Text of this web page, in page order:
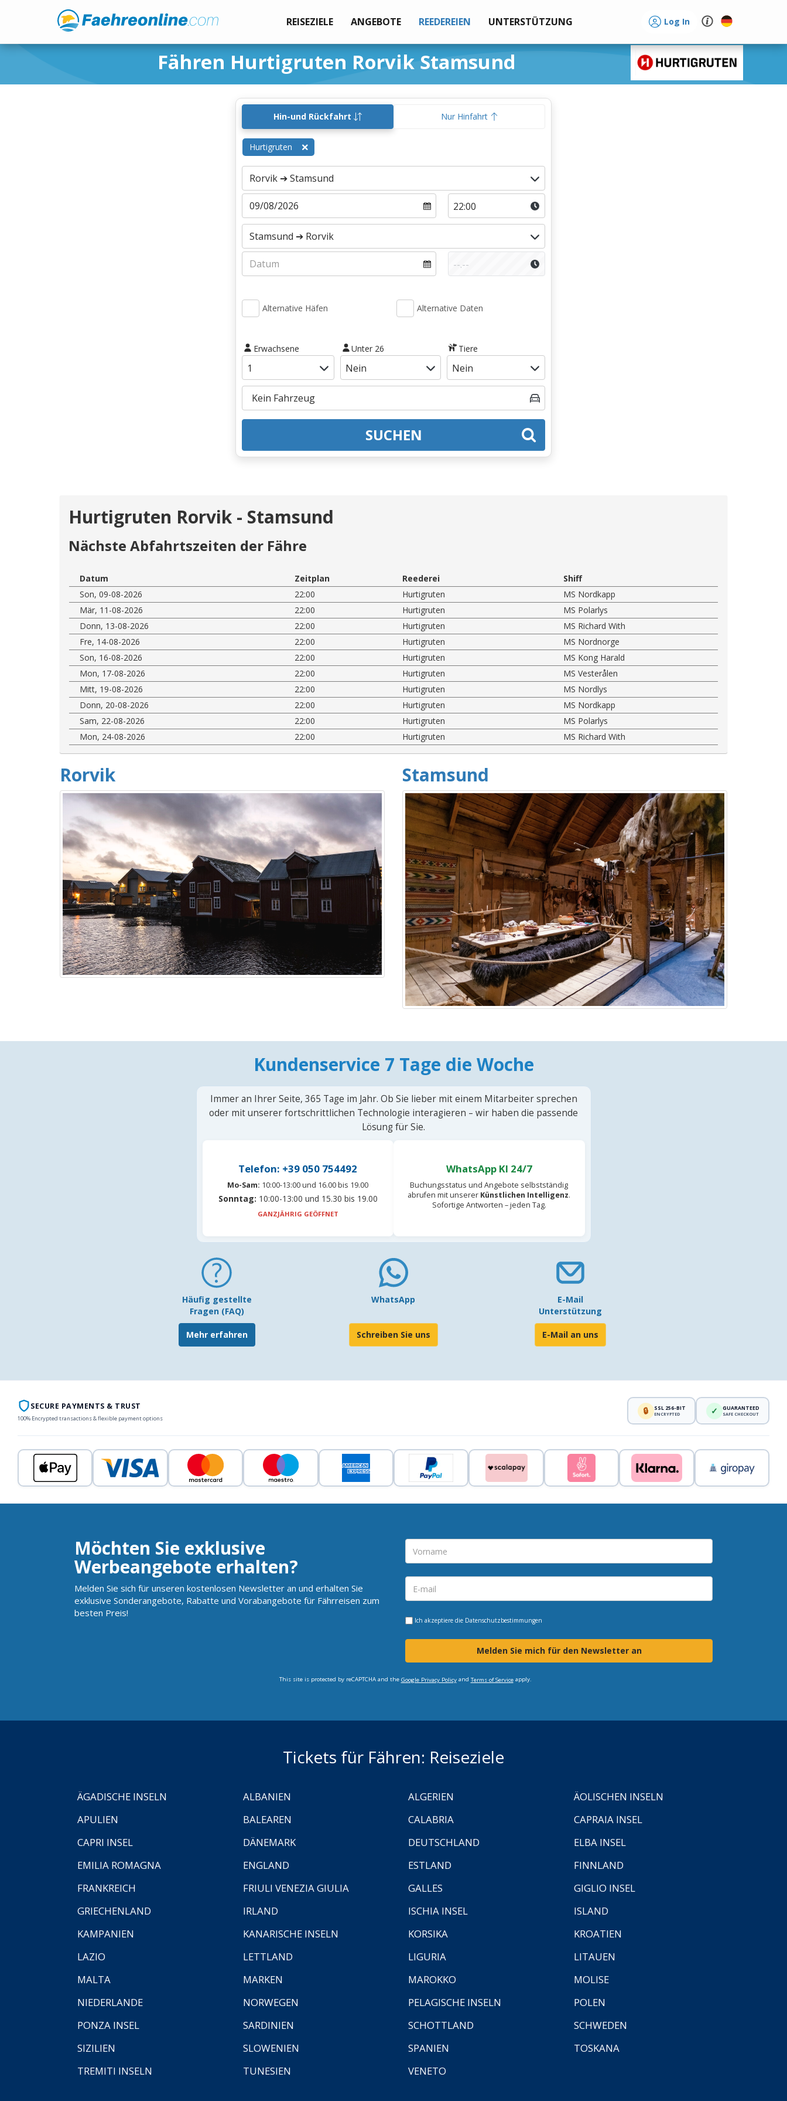
REISEZIELE ANGEBOTE REEDEREIEN UNTERSTÜTZUNG Log In
Fähren Hurtigruten Rorvik Stamsund
Hin-und Rückfahrt Nur Hinfahrt
Hurtigruten
Alternative Häfen Alternative Daten
Erwachsene Unter 26 Tiere
SUCHEN
Hurtigruten Rorvik - Stamsund
Nächste Abfahrtszeiten der Fähre
Datum Zeitplan Reederei
Shiff
Son, 09-08-2026
22:00 Hurtigruten
MS Nordkapp
Mär, 11-08-2026
22:00 Hurtigruten
MS Polarlys
Donn, 13-08-2026
22:00 Hurtigruten
MS Richard With
Fre, 14-08-2026
22:00 Hurtigruten
MS Nordnorge
Son, 16-08-2026
22:00 Hurtigruten
MS Kong Harald
Mon, 17-08-2026
22:00 Hurtigruten
MS Vesterålen
Mitt, 19-08-2026
22:00 Hurtigruten
MS Nordlys
Donn, 20-08-2026
22:00 Hurtigruten
MS Nordkapp
Sam, 22-08-2026
22:00 Hurtigruten
MS Polarlys
Mon, 24-08-2026
22:00 Hurtigruten MS Richard With
Rorvik Stamsund
Kundenservice 7 Tage die Woche
Immer an Ihrer Seite, 365 Tage im Jahr. Ob Sie lieber mit einem Mitarbeiter sprechen
oder mit unserer fortschrittlichen Technologie interagieren – wir haben die passende
Lösung für Sie.
Telefon: +39 050 754492
Mo-Sam: 10:00-13:00 und 16.00 bis 19.00
Sonntag: 10:00-13:00 und 15.30 bis 19.00
GANZJÄHRIG GEÖFFNET
WhatsApp KI 24/7
Buchungsstatus und Angebote selbstständig
abrufen mit unserer Künstlichen Intelligenz.
Sofortige Antworten – jeden Tag.
Häufig gestellte
Fragen (FAQ)
Mehr erfahren
WhatsApp
Schreiben Sie uns
E-Mail
Unterstützung
E-Mail an uns
SECURE PAYMENTS & TRUST
100% Encrypted transactions & flexible payment options
🔒 SSL 256-BIT
ENCRYPTED ✓ GUARANTEED
SAFE CHECKOUT
Möchten Sie exklusive
Werbeangebote erhalten?
Melden Sie sich für unseren kostenlosen Newsletter an und erhalten Sie
exklusive Sonderangebote, Rabatte und Vorabangebote für Fährreisen zum
besten Preis!
Ich akzeptiere die Datenschutzbestimmungen
Melden Sie mich für den Newsletter an
This site is protected by reCAPTCHA and the Google Privacy Policyand Terms of Serviceapply.
Tickets für Fähren: Reiseziele
ÄGADISCHE INSELN ALBANIEN ALGERIEN
ÄOLISCHEN INSELN
APULIEN
BALEAREN CALABRIA
CAPRAIA INSEL
CAPRI INSEL
DÄNEMARK DEUTSCHLAND
ELBA INSEL
EMILIA ROMAGNA
ENGLAND ESTLAND
FINNLAND
FRANKREICH
FRIULI VENEZIA GIULIA GALLES
GIGLIO INSEL
GRIECHENLAND
IRLAND ISCHIA INSEL
ISLAND
KAMPANIEN
KANARISCHE INSELN KORSIKA
KROATIEN
LAZIO
LETTLAND LIGURIA
LITAUEN
MALTA
MARKEN MAROKKO
MOLISE
NIEDERLANDE
NORWEGEN PELAGISCHE INSELN
POLEN
PONZA INSEL
SARDINIEN SCHOTTLAND
SCHWEDEN
SIZILIEN
SLOWENIEN SPANIEN
TOSKANA
TREMITI INSELN
TUNESIEN VENETO